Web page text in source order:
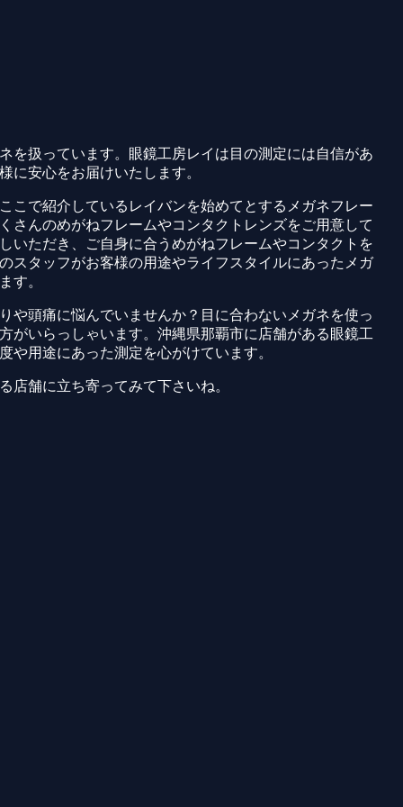
を扱っています。眼鏡工房レイは目の測定には自信があ
に安心をお届けいたします。
こで紹介しているレイバンを始めてとするメガネフレー
さんのめがねフレームやコンタクトレンズをご用意して
いただき、ご自身に合うめがねフレームやコンタクトを
スタッフがお客様の用途やライフスタイルにあったメガ
す。
や頭痛に悩んでいませんか？目に合わないメガネを使っ
がいらっしゃいます。沖縄県那覇市に店舗がある眼鏡工
や用途にあった測定を心がけています。
店舗に立ち寄ってみて下さいね。